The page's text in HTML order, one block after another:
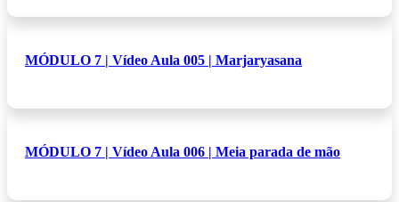
MÓDULO 7 | Vídeo Aula 005 | Marjaryasana
MÓDULO 7 | Vídeo Aula 006 | Meia parada de mão